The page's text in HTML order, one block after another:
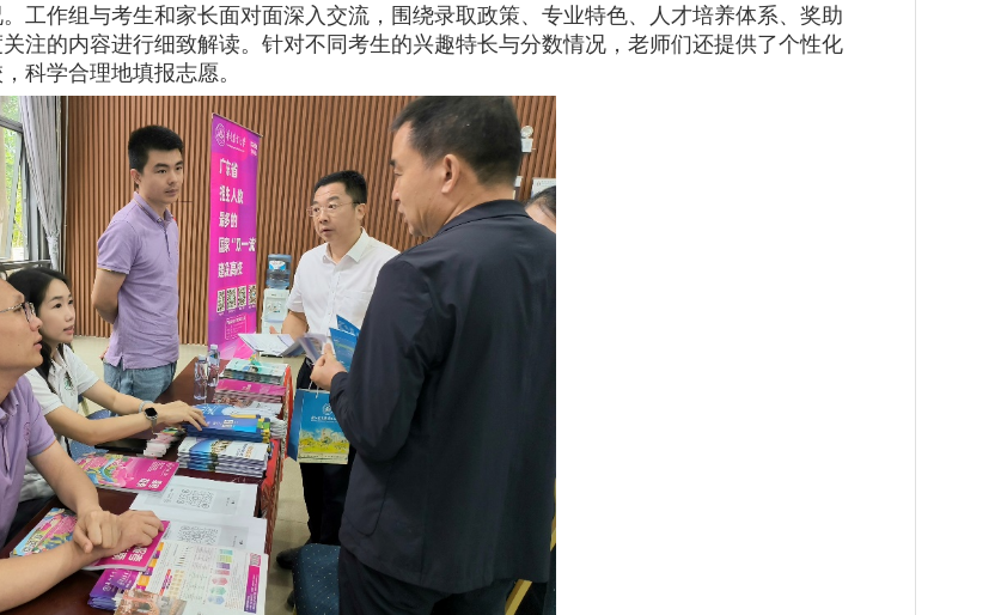
工作组与考生和家长面对面深入交流，围绕录取政策、专业特色、人才培养体系、奖助
注的内容进行细致解读。针对不同考生的兴趣特长与分数情况，老师们还提供了个性化
科学合理地填报志愿。